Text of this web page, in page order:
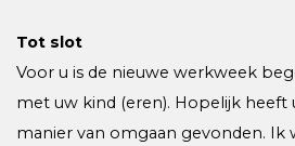
Tot slot
Voor u is de nieuwe werkweek
met uw kind (eren). Hopelijk heeft
manier van omgaan gevonden. Ik